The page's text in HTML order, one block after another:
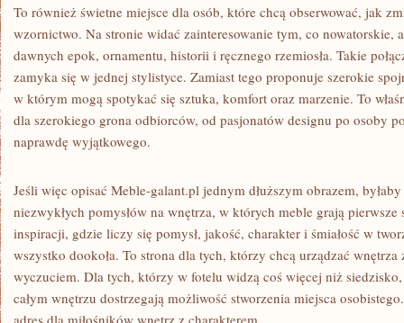
To również świetne miejsce dla osób, które chcą obserwować, jak
wzornictwo. Na stronie widać zainteresowanie tym, co nowatorskie,
dawnych epok, ornamentu, historii i ręcznego rzemiosła. Takie
zamyka się w jednej stylistyce. Zamiast tego proponuje szerokie
w którym mogą spotykać się sztuka, komfort oraz marzenie. To
dla szerokiego grona odbiorców, od pasjonatów designu po osoby
naprawdę wyjątkowego.
Jeśli więc opisać Meble-galant.pl jednym dłuższym obrazem,
niezwykłych pomysłów na wnętrza, w których meble grają pierwsze
inspiracji, gdzie liczy się pomysł, jakość, charakter i śmiałość w
wszystko dookoła. To strona dla tych, którzy chcą urządzać wnętrza
wyczuciem. Dla tych, którzy w fotelu widzą coś więcej niż
całym wnętrzu dostrzegają możliwość stworzenia miejsca
adres dla miłośników wnętrz z charakterem.